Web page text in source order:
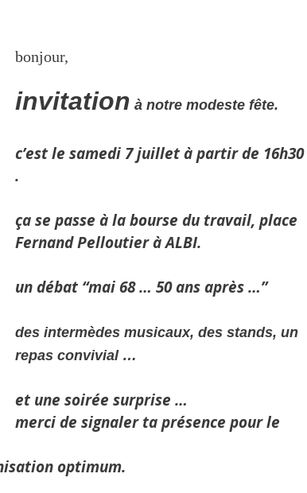
bonjour,
invitation à notre modeste fête.
c’est le samedi 7 juillet à partir de 16h30​
.
ça se passe à la bourse du travail, place
Fernand Pelloutier à ALBI.
un débat “mai 68 … 50 ans après​​ …”
​des intermèdes musicaux, des stands, un
repas convivial …
et une soirée surprise …
merci de signaler ta présence pour le
optimum.